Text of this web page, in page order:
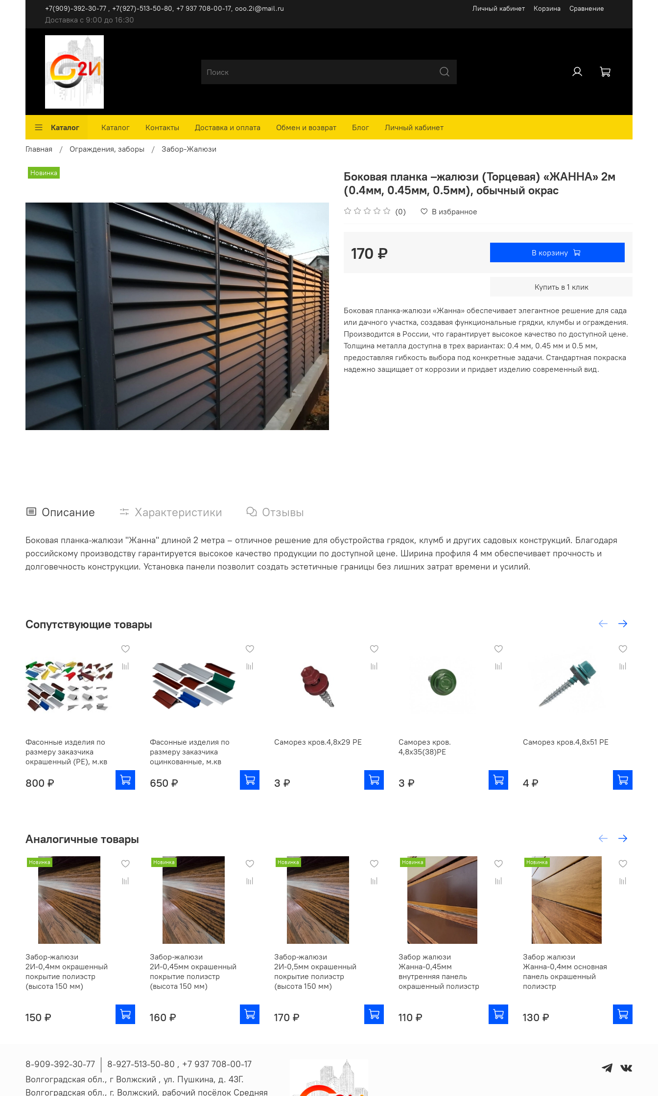
Личный кабинет Корзина Сравнение
Доставка с 9:00 до 16:30
+7(909)-392-30-77 , +7(927)-513-50-80, ‪+7 937 708-00-17, ooo.2i@mail.ru
Каталог Каталог Контакты Доставка и оплата Обмен и возврат Блог Личный кабинет
Главная Ограждения, заборы Забор-Жалюзи
Новинка
Боковая планка –жалюзи (Торцевая) «ЖАННА» 2м
(0.4мм, 0.45мм, 0.5мм), обычный окрас
(0) В избранное
170 ₽ В корзину
Купить в 1 клик
Боковая планка-жалюзи «Жанна» обеспечивает элегантное решение для сада
или дачного участка, создавая функциональные грядки, клумбы и ограждения.
Производится в России, что гарантирует высокое качество по доступной цене.
Толщина металла доступна в трех вариантах: 0.4 мм, 0.45 мм и 0.5 мм,
предоставляя гибкость выбора под конкретные задачи. Стандартная покраска
надежно защищает от коррозии и придает изделию современный вид.
Описание Характеристики Отзывы
Боковая планка-жалюзи "Жанна" длиной 2 метра – отличное решение для обустройства грядок, клумб и других садовых конструкций. Благодаря
российскому производству гарантируется высокое качество продукции по доступной цене. Ширина профиля 4 мм обеспечивает прочность и
долговечность конструкции. Установка панели позволит создать эстетичные границы без лишних затрат времени и усилий.
Сопутствующие товары
Фасонные изделия по
размеру заказчика
окрашенный (РЕ), м.кв
800 ₽
Фасонные изделия по
размеру заказчика
оцинкованные, м.кв
650 ₽
Саморез кров.4,8х29 РЕ
3 ₽
Саморез кров.
4,8х35(38)РЕ
3 ₽
Саморез кров.4,8х51 РЕ
4 ₽
Аналогичные товары
Новинка
Забор-жалюзи
2И-0,4мм окрашенный
покрытие полиэстр
(высота 150 мм)
150 ₽
Новинка
Забор-жалюзи
2И-0,45мм окрашенный
покрытие полиэстр
(высота 150 мм)
160 ₽
Новинка
Забор-жалюзи
2И-0,5мм окрашенный
покрытие полиэстр
(высота 150 мм)
170 ₽
Новинка
Забор жалюзи
Жанна-0,45мм
внутренняя панель
окрашенный полиэстр
110 ₽
Новинка
Забор жалюзи
Жанна-0,4мм основная
панель окрашенный
полиэстр
130 ₽
8-909-392-30-77
8-927-513-50-80 , ‪+7 937 708-00-17
Волгоградская обл., г Волжский , ул. Пушкина, д. 43Г.
Волгоградская обл., г. Волжский, рабочий посёлок Средняя